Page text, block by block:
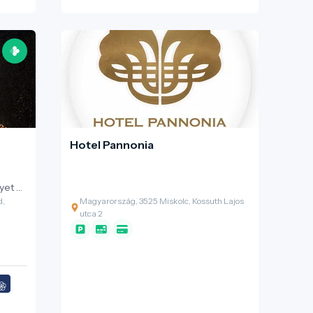
a
Hotel Pannonia
Magyarország, 3525 Miskolc, Kossuth Lajos
utca 2